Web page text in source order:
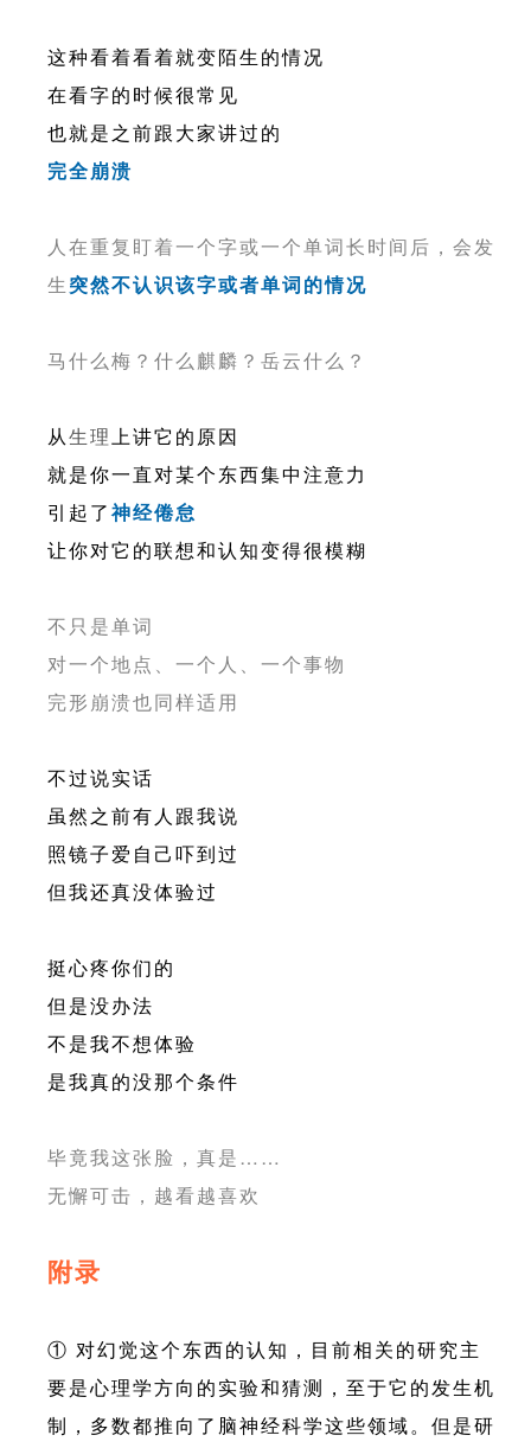
这种看着看着就变陌生的情况
在看字的时候很常见
也就是之前跟大家讲过的
完全崩溃
人在重复盯着一个字或一个单词长时间后，会发
生突然不认识该字或者单词的情况
马什么梅？什么麒麟？岳云什么？
从生理上讲它的原因
就是你一直对某个东西集中注意力
引起了神经倦怠
让你对它的联想和认知变得很模糊
不只是单词
对一个地点、一个人、一个事物
完形崩溃也同样适用
不过说实话
虽然之前有人跟我说
照镜子爱自己吓到过
但我还真没体验过
挺心疼你们的
但是没办法
不是我不想体验
是我真的没那个条件
毕竟我这张脸，真是……
无懈可击，越看越喜欢
附录
① 对幻觉这个东西的认知，目前相关的研究主
要是心理学方向的实验和猜测，至于它的发生机
制，多数都推向了脑神经科学这些领域。但是研